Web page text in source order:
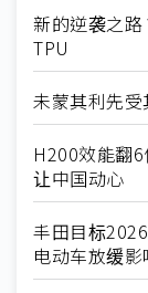
新的逆袭之
TPU
未蒙其利先
H200效能翻
让中国动心
丰田目标
电动车放缓影